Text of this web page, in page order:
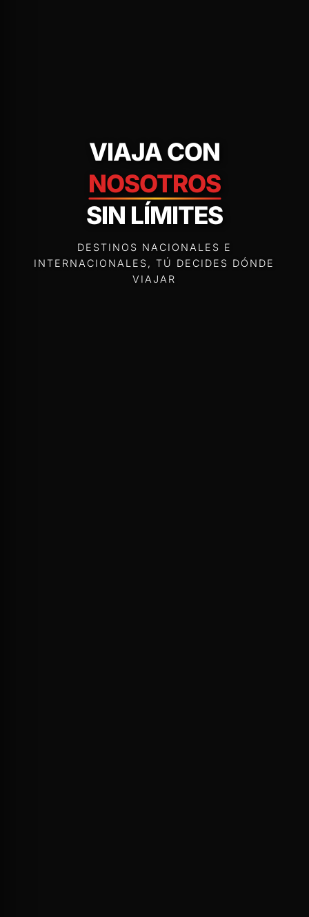
VIAJA CON
NOSOTROS
SIN LÍMITES
DESTINOS NACIONALES E
INTERNACIONALES, TÚ DECIDES DÓNDE
VIAJAR